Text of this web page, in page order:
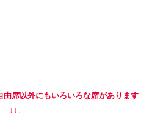
由席以外にもいろいろな席があります
↓↓↓